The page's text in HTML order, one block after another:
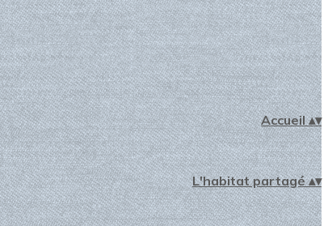
Accueil▴▾
L'habitat partagé▴▾